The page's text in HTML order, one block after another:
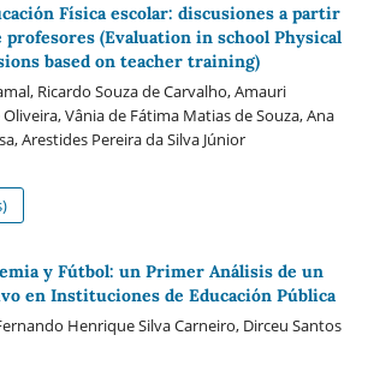
Física escolar: discusiones a partir
profesores (Evaluation in school Physical
based on teacher training)
Ricardo Souza de Carvalho, Amauri
Vânia de Fátima Matias de Souza, Ana
Arestides Pereira da Silva Júnior
y Fútbol: un Primer Análisis de un
en Instituciones de Educación Pública
Henrique Silva Carneiro, Dirceu Santos